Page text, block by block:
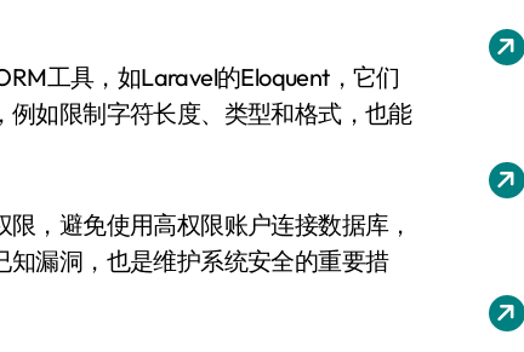
工具，如Laravel的Eloquent，它们
如限制字符长度、类型和格式，也能
，避免使用高权限账户连接数据库，
漏洞，也是维护系统安全的重要措